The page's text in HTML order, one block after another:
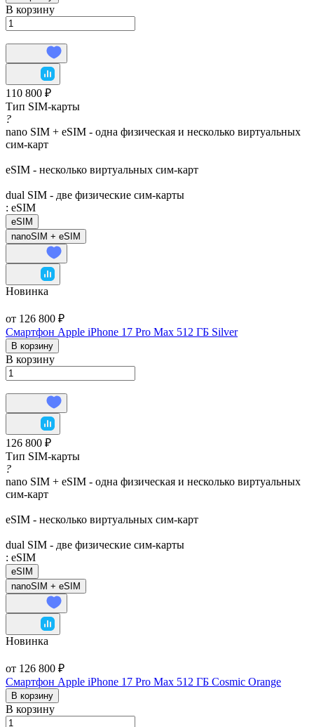
В корзину
110 800 ₽
Тип SIM-карты
?
nano SIM + eSIM - одна физическая и несколько виртуальных
сим-карт
eSIM - несколько виртуальных сим-карт
dual SIM - две физические сим-карты
: eSIM
eSIM
nanoSIM + eSIM
Новинка
от 126 800 ₽
Смартфон Apple iPhone 17 Pro Max 512 ГБ Silver
В корзину
В корзину
126 800 ₽
Тип SIM-карты
?
nano SIM + eSIM - одна физическая и несколько виртуальных
сим-карт
eSIM - несколько виртуальных сим-карт
dual SIM - две физические сим-карты
: eSIM
eSIM
nanoSIM + eSIM
Новинка
от 126 800 ₽
Смартфон Apple iPhone 17 Pro Max 512 ГБ Cosmic Orange
В корзину
В корзину